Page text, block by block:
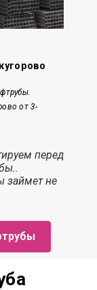
от 3-
перед
займетне